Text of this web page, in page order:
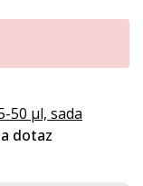
50 µl, sada
dotaz